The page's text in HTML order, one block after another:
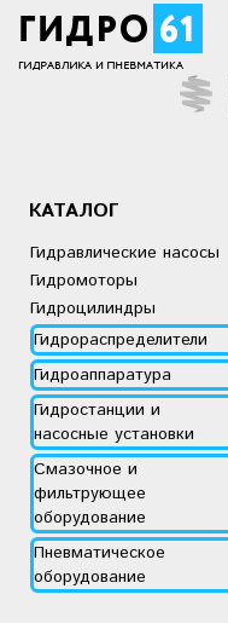
КАТАЛОГ
Гидравлические насосы
Гидромоторы
Гидроцилиндры
Гидрораспределители
Гидроаппаратура
Гидростанции и
насосные установки
Смазочное и
фильтрующее
оборудование
Пневматическое
оборудование